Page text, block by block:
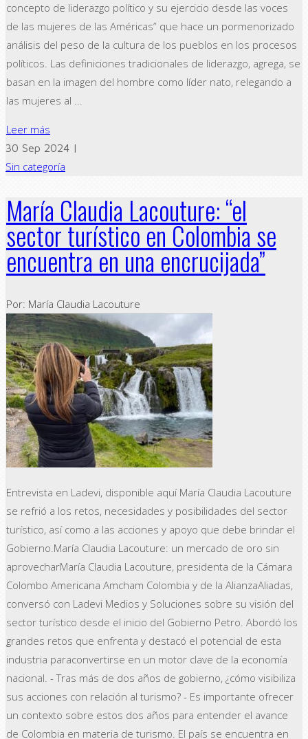
concepto de liderazgo político y su ejercicio desde las voces
de las mujeres de las Américas” que hace un pormenorizado
análisis del peso de la cultura de los pueblos en los procesos
políticos. Las definiciones tradicionales de liderazgo, agrega, se
basan en la imagen del hombre como líder nato, relegando a
las mujeres al ...
Leer más
30 Sep 2024 |
Sin categoría
María Claudia Lacouture: “el
sector turístico en Colombia se
encuentra en una encrucijada”
Por: María Claudia Lacouture
Entrevista en Ladevi, disponible aquí María Claudia Lacouture
se refrió a los retos, necesidades y posibilidades del sector
turístico, así como a las acciones y apoyo que debe brindar el
Gobierno.María Claudia Lacouture: un mercado de oro sin
aprovecharMaría Claudia Lacouture, presidenta de la Cámara
Colombo Americana Amcham Colombia y de la AlianzaAliadas,
conversó con Ladevi Medios y Soluciones sobre su visión del
sector turístico desde el inicio del Gobierno Petro. Abordó los
grandes retos que enfrenta y destacó el potencial de esta
industria paraconvertirse en un motor clave de la economía
nacional. - Tras más de dos años de gobierno, ¿cómo visibiliza
sus acciones con relación al turismo? - Es importante ofrecer
un contexto sobre estos dos años para entender el avance
de Colombia en materia de turismo. El país se encuentra en